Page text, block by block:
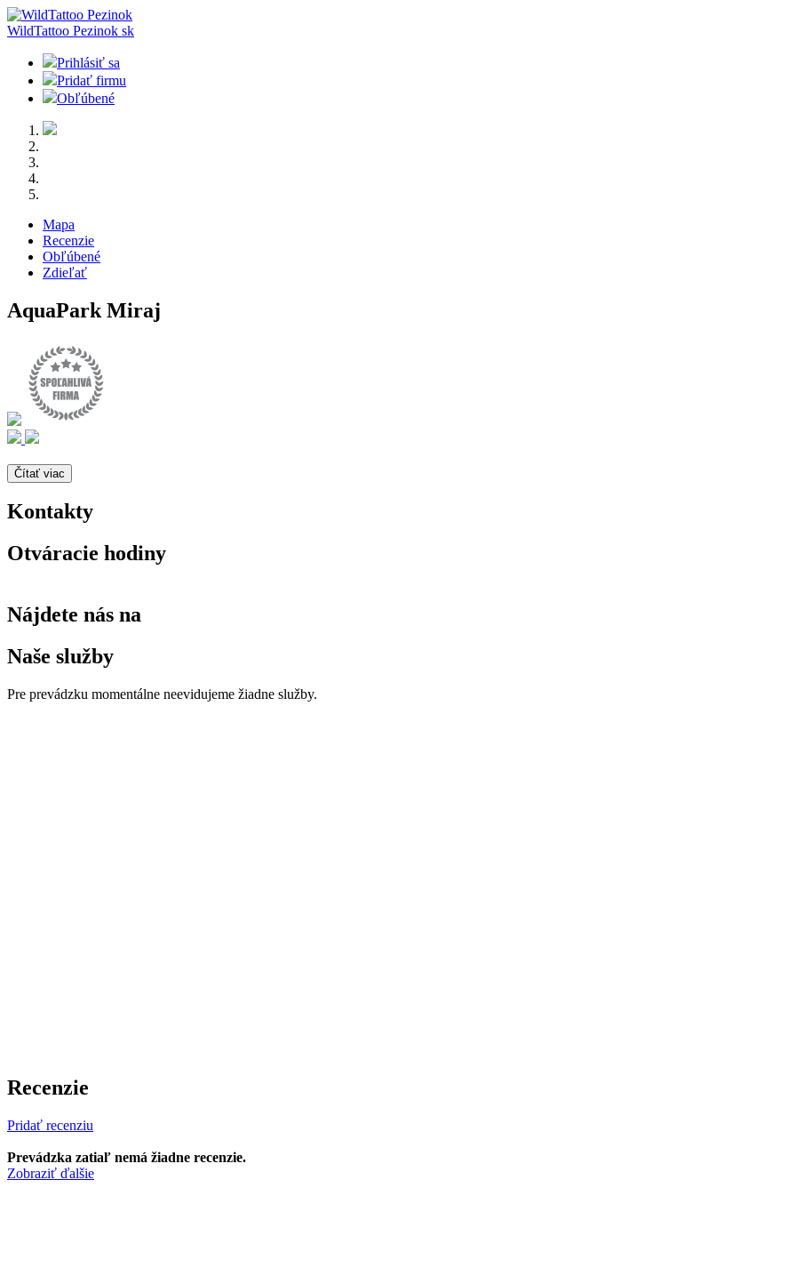
WildTattoo Pezinok sk
Prihlásiť sa
Pridať firmu
Obľúbené
Mapa
Recenzie
Obľúbené
Zdieľať
AquaPark Miraj
Čítať viac
Kontakty
Otváracie hodiny
Nájdete nás na
Naše služby
Pre prevádzku momentálne neevidujeme žiadne služby.
Recenzie
Pridať recenziu
Prevádzka zatiaľ nemá žiadne recenzie.
Zobraziť ďalšie